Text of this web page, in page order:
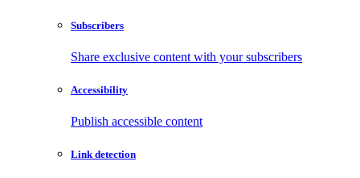
Subscribers
Share exclusive content with your subscribers
Accessibility
Publish accessible content
Link detection